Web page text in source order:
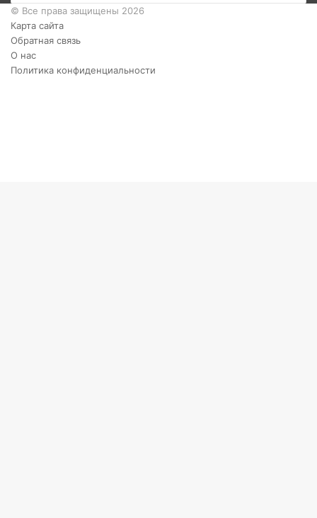
© Все права защищены 2026
Карта сайта
Обратная связь
О нас
Политика конфиденциальности